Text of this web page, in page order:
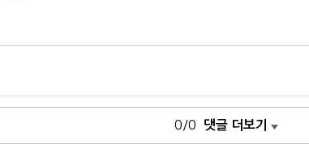
0/0 댓글 더보기